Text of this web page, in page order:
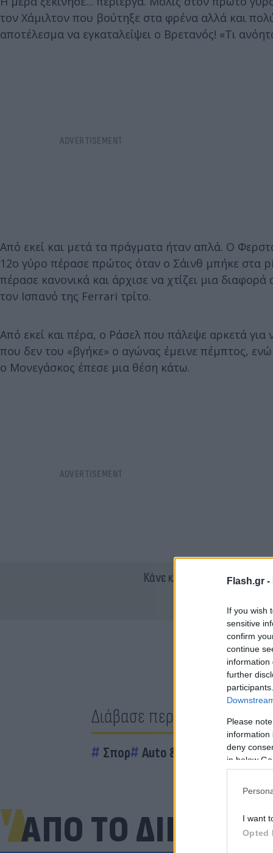
Flash.gr -
If you wish
sensitive
confirm
continue
information
further
Please
information
deny
in below
I want
Opted
τον Χάμιλτον που βούτηξε στα φρένα αλλά και
αποτέλεσμα να εγκαταλείψει ο Βρετανός! «Τι
Από εκεί και μετά τα πράγματα ήταν απλά. Ο
12ο γύρο πέρασε πρώτος όταν ο Σάινθ μπήκε στα
πέρασε κανονικά και άρχισε να χτίζει μια
τον Ισπανό της Ferrari τρίτο.
Από εκεί και πέρα, ο Ράσελ που πάλεψε αρκετά
που δεν του «βγήκε» ο αγώνας έμεινε πέμπτος,
ο Μονεγάσκος έπεσε μια θέση κάτω.
Κάνε κλικ και δες
Διάβασε περισσότερα
Σπορ Auto & Moto Formula 1
ΑΠΟ ΤΟ ΔΙΚΤΥΟ